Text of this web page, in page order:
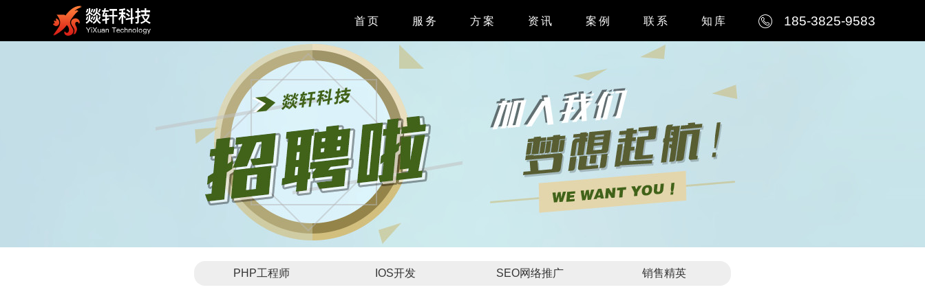
首页 服务
APP开发
微信开发
H5开发
网站设计
方案 资讯 案例
小程序案例
系统案例
网站案例
联系
公司简介
知库 185-3825-9583
PHP工程师 IOS开发 SEO网络推广 销售精英